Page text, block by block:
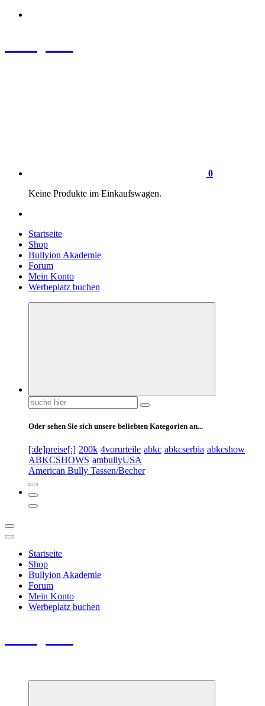
Zum
0
Keine Produkte im Einkaufswagen.
Startseite
Shop
Bullyion Akademie
Forum
Mein Konto
Werbeplatz buchen
Suchen
nach:
Oder sehen Sie sich unsere beliebten Kategorien an...
[:de]preise[:] 200k 4vorurteile abkc abkcserbia abkcshow
ABKCSHOWS ambullyUSA
American Bully Tassen/Becher
Startseite
Shop
Bullyion Akademie
Forum
Mein Konto
Werbeplatz buchen